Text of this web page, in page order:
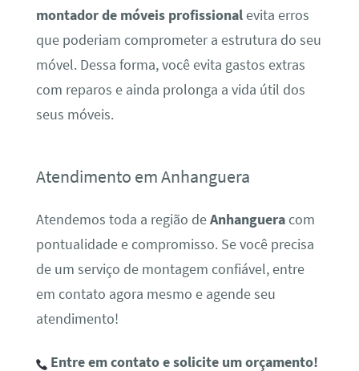
montador de móveis profissionalevita erros
que poderiam comprometer a estrutura do seu
móvel. Dessa forma, você evita gastos extras
com reparos e ainda prolonga a vida útil dos
seus móveis.
Atendimento em Anhanguera
Atendemos toda a região deAnhangueracom
pontualidade e compromisso. Se você precisa
de um serviço de montagem confiável, entre
em contato agora mesmo e agende seu
atendimento!
Entre em contato e solicite um orçamento!